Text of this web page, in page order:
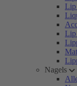
Lip
Lip
Nagels